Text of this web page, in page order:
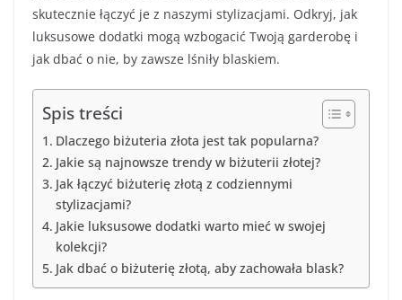
skutecznie łączyć je z naszymi stylizacjami. Odkryj, jak
luksusowe dodatki mogą wzbogacić Twoją garderobę i
jak dbać o nie, by zawsze lśniły blaskiem.
Spis treści
Dlaczego biżuteria złota jest tak popularna?
Jakie są najnowsze trendy w biżuterii złotej?
Jak łączyć biżuterię złotą z codziennymi
stylizacjami?
Jakie luksusowe dodatki warto mieć w swojej
kolekcji?
Jak dbać o biżuterię złotą, aby zachowała blask?